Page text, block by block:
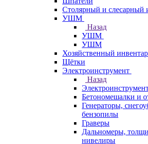
Столярный и слесарный
УШМ
Назад
УШМ
УШМ
Хозяйственный
Щётки
Электроинструмент
Назад
Бетономешалки и
Генераторы,
бензопилы
Граверы
Дальномеры,
нивелиры